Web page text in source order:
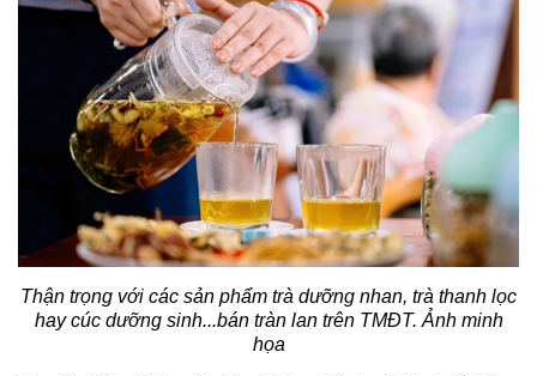
Thận trọng với các sản phẩm trà dưỡng nhan, trà thanh lọc
hay cúc dưỡng sinh...bán tràn lan trên TMĐT. Ảnh minh
họa